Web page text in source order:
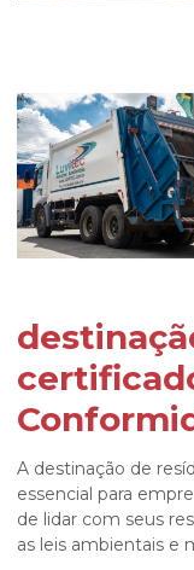
A destinação de
essencial para
de lidar com seus
as leis ambientais e